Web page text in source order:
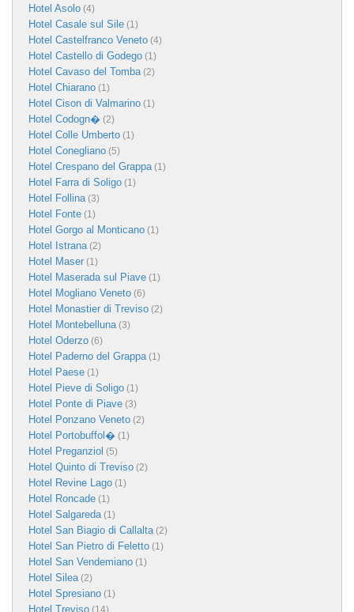
Hotel Asolo (4)
Hotel Casale sul Sile (1)
Hotel Castelfranco Veneto (4)
Hotel Castello di Godego (1)
Hotel Cavaso del Tomba(2)
Hotel Chiarano (1)
Hotel Cison di Valmarino (1)
Hotel Codogn� (2)
Hotel Colle Umberto (1)
Hotel Conegliano (5)
Hotel Crespano del Grappa(1)
Hotel Farra di Soligo (1)
Hotel Follina(3)
Hotel Fonte (1)
Hotel Gorgo al Monticano (1)
Hotel Istrana(2)
Hotel Maser (1)
Hotel Maserada sul Piave (1)
Hotel Mogliano Veneto (6)
Hotel Monastier di Treviso (2)
Hotel Montebelluna(3)
Hotel Oderzo (6)
Hotel Paderno del Grappa(1)
Hotel Paese (1)
Hotel Pieve di Soligo (1)
Hotel Ponte di Piave (3)
Hotel Ponzano Veneto (2)
Hotel Portobuffol� (1)
Hotel Preganziol (5)
Hotel Quinto di Treviso (2)
Hotel Revine Lago (1)
Hotel Roncade (1)
Hotel Salgareda(1)
Hotel San Biagio di Callalta(2)
Hotel San Pietro di Feletto (1)
Hotel San Vendemiano (1)
Hotel Silea(2)
Hotel Spresiano (1)
Hotel Treviso (14)